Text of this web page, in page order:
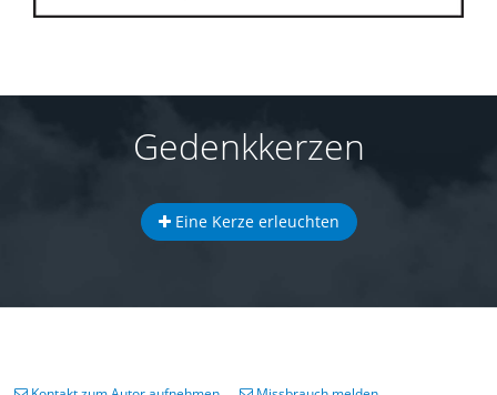
Gedenkkerzen
Eine Kerze erleuchten